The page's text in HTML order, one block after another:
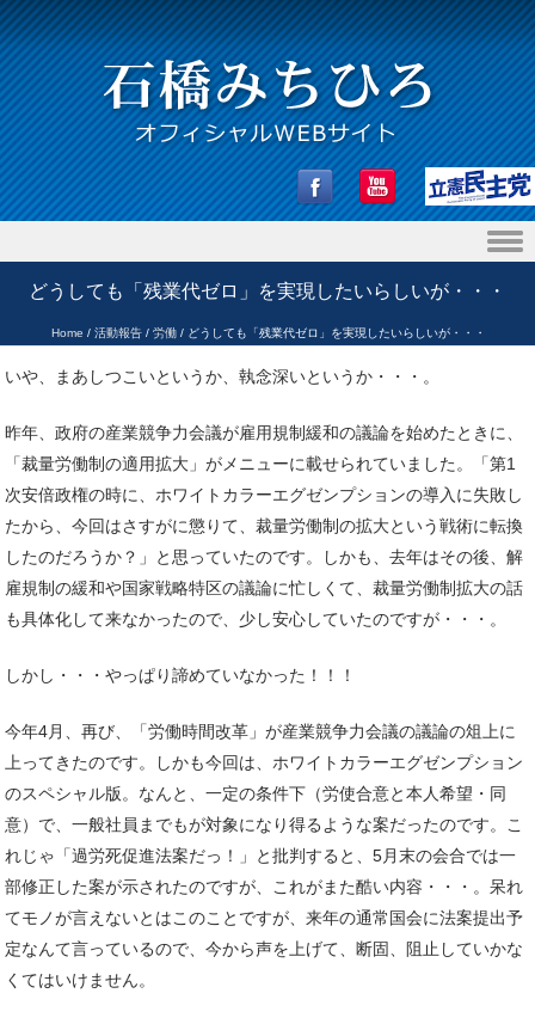
どうしても「残業代ゼロ」を実現したいらしいが・・・
Home / 活動報告/ 労働/ どうしても「残業代ゼロ」を実現したいらしいが・・・
いや、まあしつこいというか、執念深いというか・・・。
昨年、政府の産業競争力会議が雇用規制緩和の議論を始めたときに、
「裁量労働制の適用拡大」がメニューに載せられていました。「第1
次安倍政権の時に、ホワイトカラーエグゼンプションの導入に失敗し
たから、今回はさすがに懲りて、裁量労働制の拡大という戦術に転換
したのだろうか？」と思っていたのです。しかも、去年はその後、解
雇規制の緩和や国家戦略特区の議論に忙しくて、裁量労働制拡大の話
も具体化して来なかったので、少し安心していたのですが・・・。
しかし・・・やっぱり諦めていなかった！！！
今年4月、再び、「労働時間改革」が産業競争力会議の議論の俎上に
上ってきたのです。しかも今回は、ホワイトカラーエグゼンプション
のスペシャル版。なんと、一定の条件下（労使合意と本人希望・同
意）で、一般社員までもが対象になり得るような案だったのです。こ
れじゃ「過労死促進法案だっ！」と批判すると、5月末の会合では一
部修正した案が示されたのですが、これがまた酷い内容・・・。呆れ
てモノが言えないとはこのことですが、来年の通常国会に法案提出予
定なんて言っているので、今から声を上げて、断固、阻止していかな
くてはいけません。